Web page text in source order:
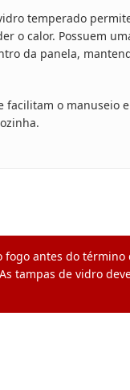
temperado
o calor. Possuem
da panela,
facilitam o manuseio
fogo antes do término
tampas de vidro